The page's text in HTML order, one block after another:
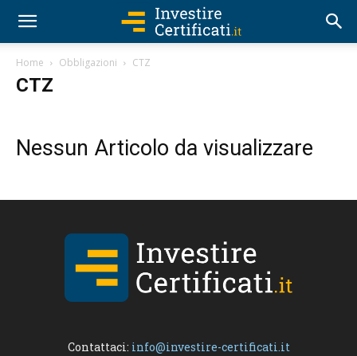
Home Obbligazioni CTZ
CTZ
Nessun Articolo da visualizzare
Contattaci: info@investire-certificati.it